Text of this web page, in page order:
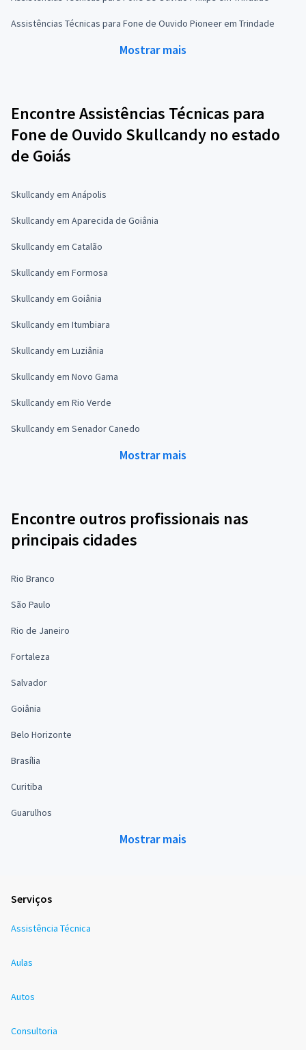
Assistências Técnicas para Fone de Ouvido Pioneer em Trindade
Mostrar mais
Encontre Assistências Técnicas para
Fone de Ouvido Skullcandy no estado
de Goiás
Skullcandy em Anápolis
Skullcandy em Aparecida de Goiânia
Skullcandy em Catalão
Skullcandy em Formosa
Skullcandy em Goiânia
Skullcandy em Itumbiara
Skullcandy em Luziânia
Skullcandy em Novo Gama
Skullcandy em Rio Verde
Skullcandy em Senador Canedo
Mostrar mais
Encontre outros profissionais nas
principais cidades
Rio Branco
São Paulo
Rio de Janeiro
Fortaleza
Salvador
Goiânia
Belo Horizonte
Brasília
Curitiba
Guarulhos
Mostrar mais
Serviços
Assistência Técnica
Aulas
Autos
Consultoria